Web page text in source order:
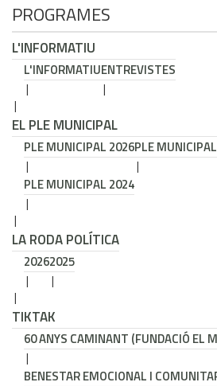
PROGRAMES
L'INFORMATIU
L'INFORMATIUENTREVISTES
EL PLE MUNICIPAL
PLE MUNICIPAL 2026PLE
PLE MUNICIPAL 2024
LA RODA POLÍTICA
20262025
TIKTAK
60 ANYS CAMINANT (FUNDACIÓ EL
BENESTAR EMOCIONAL I